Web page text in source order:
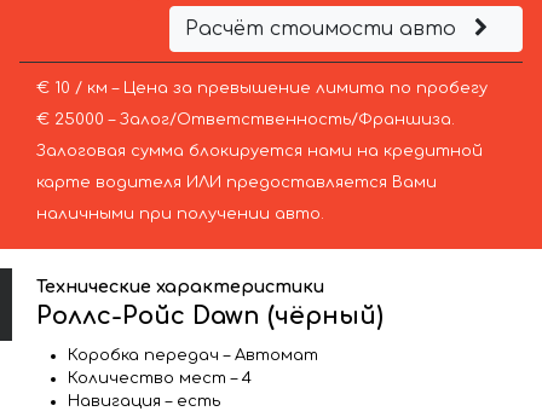
Расчёт стоимости авто
€ 10 / км – Цена за превышение лимита по пробегу
€ 25000 – Залог/Ответственность/Франшиза.
Залоговая сумма блокируется нами на кредитной
карте водителя ИЛИ предоставляется Вами
наличными при получении авто.
Технические характеристики
Роллс-Ройс Dawn (чёрный)
Коробка передач – Автомат
Количество мест – 4
Навигация – есть